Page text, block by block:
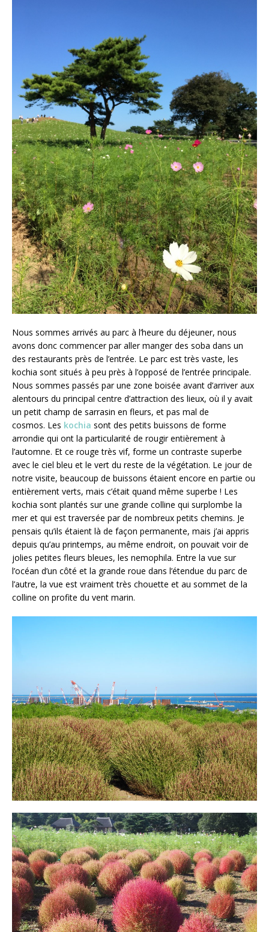
Nous sommes arrivés au parc à l’heure du déjeuner, nous
avons donc commencer par aller manger des soba dans un
des restaurants près de l’entrée. Le parc est très vaste, les
kochia sont situés à peu près à l’opposé de l’entrée principale.
Nous sommes passés par une zone boisée avant d’arriver aux
alentours du principal centre d’attraction des lieux, où il y avait
un petit champ de sarrasin en fleurs, et pas mal de
cosmos. Les kochia sont des petits buissons de forme
arrondie qui ont la particularité de rougir entièrement à
l’automne. Et ce rouge très vif, forme un contraste superbe
avec le ciel bleu et le vert du reste de la végétation. Le jour de
notre visite, beaucoup de buissons étaient encore en partie ou
entièrement verts, mais c’était quand même superbe ! Les
kochia sont plantés sur une grande colline qui surplombe la
mer et qui est traversée par de nombreux petits chemins. Je
pensais qu’ils étaient là de façon permanente, mais j’ai appris
depuis qu’au printemps, au même endroit, on pouvait voir de
jolies petites fleurs bleues, les nemophila. Entre la vue sur
l’océan d’un côté et la grande roue dans l’étendue du parc de
l’autre, la vue est vraiment très chouette et au sommet de la
colline on profite du vent marin.